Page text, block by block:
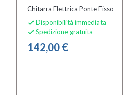
Chitarra Elettrica Ponte Fisso
 Disponibilità immediata
 Spedizione gratuita
142,00 €